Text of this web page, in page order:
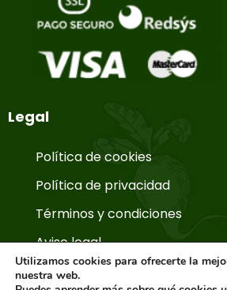
Legal
Política de cookies
Política de privacidad
Términos y condiciones
Aviso legal
Utilizamos cookies para ofrecerte la
nuestra web.